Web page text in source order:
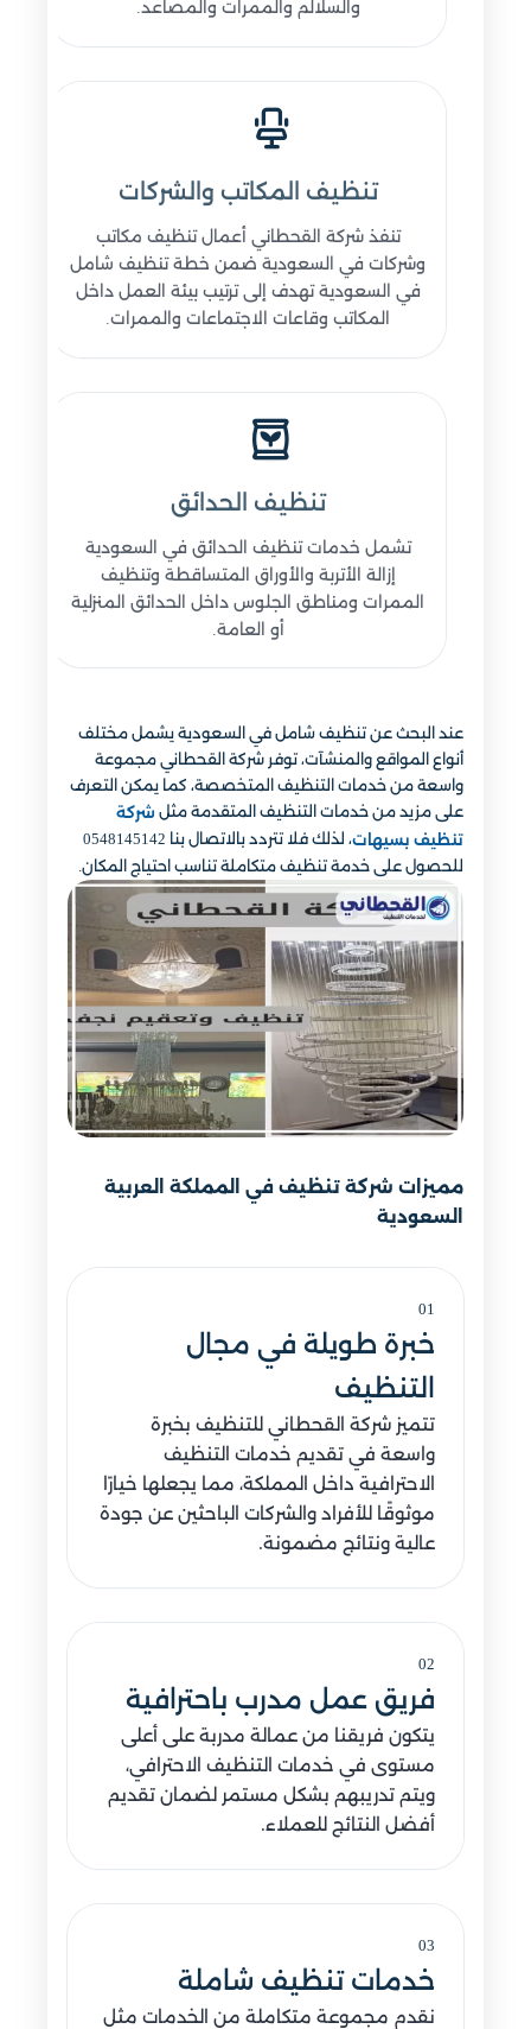
والسلالم والممرات والمصاعد.
تنظيف المكاتب والشركات
تنفذ شركة القحطاني أعمال تنظيف مكاتب
وشركات في السعودية ضمن خطة تنظيف شامل
في السعودية تهدف إلى ترتيب بيئة العمل داخل
المكاتب وقاعات الاجتماعات والممرات.
تنظيف الحدائق
تشمل خدمات تنظيف الحدائق في السعودية
إزالة الأتربة والأوراق المتساقطة وتنظيف
الممرات ومناطق الجلوس داخل الحدائق المنزلية
أو العامة.
عند البحث عن تنظيف شامل في السعودية يشمل مختلف
أنواع المواقع والمنشآت، توفر شركة القحطاني مجموعة
واسعة من خدمات التنظيف المتخصصة، كما يمكن التعرف
على مزيد من خدمات التنظيف المتقدمة مثل شركة
تنظيف بسيهات
، لذلك فلا تتردد بالاتصال بنا 0548145142
للحصول على خدمة تنظيف متكاملة تناسب احتياج المكان.
مميزات شركة تنظيف في المملكة العربية
السعودية
01
خبرة طويلة في مجال
التنظيف
تتميز شركة القحطاني للتنظيف بخبرة
واسعة في تقديم خدمات التنظيف
الاحترافية داخل المملكة، مما يجعلها خيارًا
موثوقًا للأفراد والشركات الباحثين عن جودة
عالية ونتائج مضمونة.
02
فريق عمل مدرب باحترافية
يتكون فريقنا من عمالة مدربة على أعلى
مستوى في خدمات التنظيف الاحترافي،
ويتم تدريبهم بشكل مستمر لضمان تقديم
أفضل النتائج للعملاء.
03
خدمات تنظيف شاملة
نقدم مجموعة متكاملة من الخدمات مثل